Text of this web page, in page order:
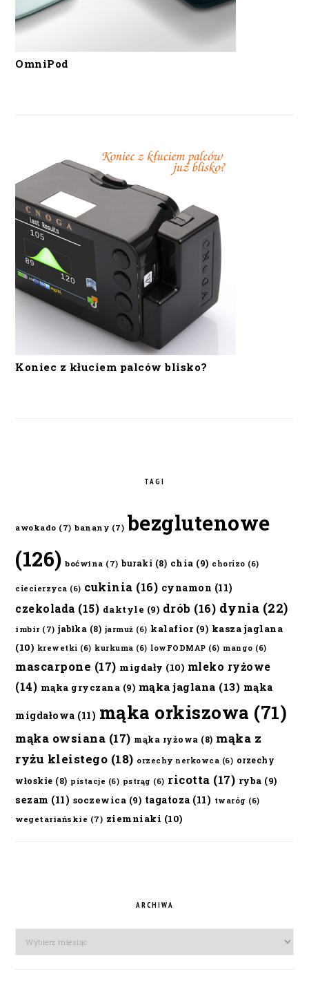
OmniPod
Koniec z kłuciem palców blisko?
TAGI
awokado (7) banany (7) bezglutenowe
(126) boćwina (7) buraki (8) chia (9) chorizo (6)
ciecierzyca (6) cukinia (16) cynamon (11)
czekolada (15) daktyle (9) drób (16) dynia (22)
imbir (7) jabłka (8) jarmuż (6) kalafior(9) kasza jaglana
(10) krewetki (6) kurkuma (6) lowFODMAP (6) mango (6)
mascarpone (17) migdały (10) mleko ryżowe
(14) mąka gryczana (9) mąka jaglana (13) mąka
migdałowa (11) mąka orkiszowa (71)
mąka owsiana (17) mąka ryżowa (8) mąka z
ryżu kleistego (18) orzechy nerkowca (6) orzechy
włoskie (8) pistacje (6) pstrąg (6) ricotta (17) ryba (9)
sezam (11) soczewica (9) tagatoza (11) twaróg (6)
wegetariańskie (7) ziemniaki (10)
ARCHIWA
Archiwa